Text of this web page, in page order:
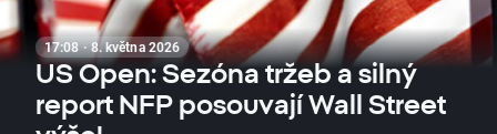
17:08 · 8. května 2026
US Open: Sezóna tržeb a silný
report NFP posouvají Wall Street